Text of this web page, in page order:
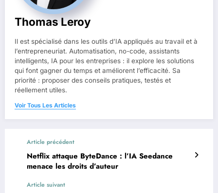
Thomas Leroy
Il est spécialisé dans les outils d’IA appliqués au travail et à
l’entrepreneuriat. Automatisation, no-code, assistants
intelligents, IA pour les entreprises : il explore les solutions
qui font gagner du temps et améliorent l’efficacité. Sa
priorité : proposer des conseils pratiques, testés et
réellement utiles.
Voir Tous Les Articles
Article précédent
Netflix attaque ByteDance : l’IA Seedance
menace les droits d’auteur
Article suivant